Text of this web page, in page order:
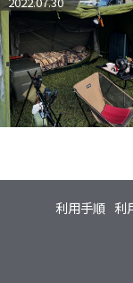
利用手順 利